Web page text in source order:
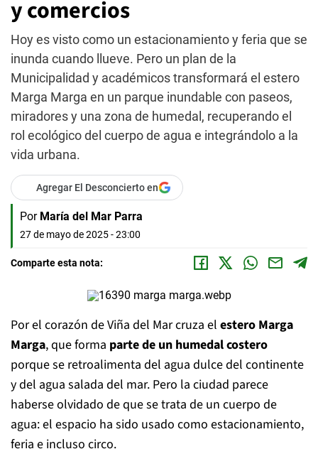
y comercios
Hoy es visto como un estacionamiento y feria que se
inunda cuando llueve. Pero un plan de la
Municipalidad y académicos transformará el estero
Marga Marga en un parque inundable con paseos,
miradores y una zona de humedal, recuperando el
rol ecológico del cuerpo de agua e integrándolo a la
vida urbana.
Agregar El Desconcierto en
Por María del Mar Parra
27 de mayo de 2025 - 23:00
Comparte esta nota:
Por el corazón de Viña del Mar cruza el estero Marga
Marga, que forma parte de un humedal costero
porque se retroalimenta del agua dulce del continente
y del agua salada del mar. Pero la ciudad parece
haberse olvidado de que se trata de un cuerpo de
agua: el espacio ha sido usado como estacionamiento,
feria e incluso circo.